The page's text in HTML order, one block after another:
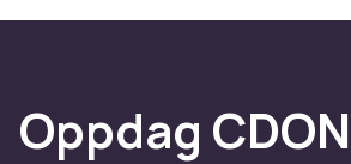
Oppdag CDON